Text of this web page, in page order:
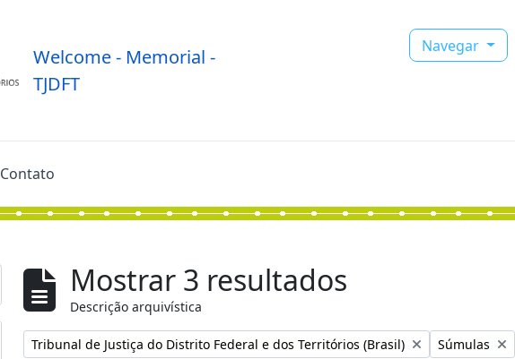
Welcome - Memorial -
TJDFT
Navegar
Contato
Mostrar 3 resultados
Descrição arquivística
Remover filtro:
Tribunal de Justiça do Distrito Federal e dos Territórios (Brasil) Remover
Súmulas